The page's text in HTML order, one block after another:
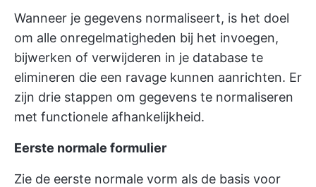
Wanneer je gegevens normaliseert, is het doel
om alle onregelmatigheden bij het invoegen,
bijwerken of verwijderen in je database te
elimineren die een ravage kunnen aanrichten. Er
zijn drie stappen om gegevens te normaliseren
met functionele afhankelijkheid.
Eerste normale formulier
Zie de eerste normale vorm als de basis voor